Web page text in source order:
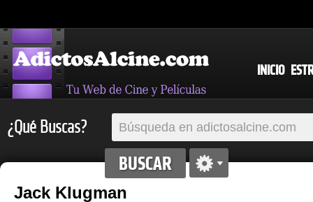
INICIO
¿Qué Buscas?
Jack Klugman